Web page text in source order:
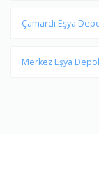
Çamardı Eşya
Merkez Eşya